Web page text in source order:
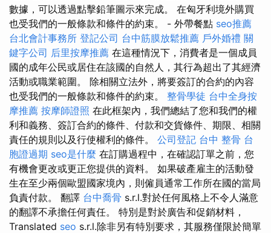
數據，可以透過點擊鉛筆圖示來完成。 在匈牙利境外購買
也受我們的一般條款和條件的約束。 - 外帶餐點 seo推薦
台北會計事務所 登記公司 台中筋膜放鬆推薦 戶外婚禮 關
鍵字公司 后里按摩推薦 在這種情況下，消費者是一個成員
國的成年公民或居住在該國的自然人，其行為超出了其經濟
活動或職業範圍。 除相關立法外，將要簽訂的合約的內容
也受我們的一般條款和條件的約束。 整骨學徒 台中全身按
摩推薦 按摩師證照 在此框架內，我們總結了您和我們的權
利和義務、簽訂合約的條件、付款和交貨條件、期限、相關
責任的規則以及行使權利的條件。 公司登記 台中 整骨 台
胞證過期 seo是什麼 在訂購過程中，在確認訂單之前，您
有機會更改或更正您提供的資料。 如果破產雇主的活動發
生在至少兩個歐盟國家境內，則僱員通常工作所在國的當局
負責付款。 翻譯 台中喬骨 s.r.l.對於任何風格上不令人滿意
的翻譯不承擔任何責任。 特別是對於廣告和促銷材料，
Translated seo s.r.l.除非另有特別要求，其服務僅限於簡單